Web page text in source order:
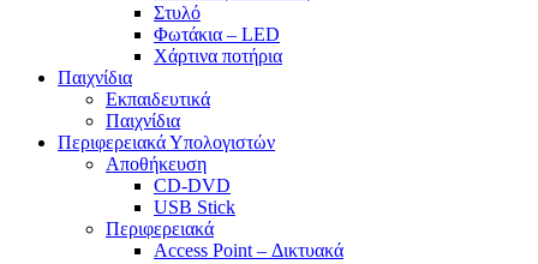
Στυλό
Φωτάκια – LED
Χάρτινα ποτήρια
Παιχνίδια
Εκπαιδευτικά
Παιχνίδια
Περιφερειακά Υπολογιστών
Αποθήκευση
CD-DVD
USB Stick
Περιφερειακά
Access Point – Δικτυακά